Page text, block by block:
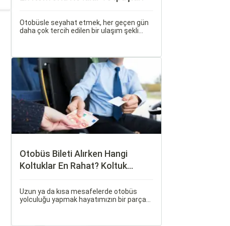
Otobüsle seyahat etmek, her geçen gün
daha çok tercih edilen bir ulaşım şekli
konforlu ve keyifli hale getirmek için
bilmeniz gereken her şeyi bulacaksınız.
Otobüs Bileti Alırken Hangi
Koltuklar En Rahat? Koltuk
Uzun ya da kısa mesafelerde otobüs
yolculuğu yapmak hayatımızın bir parçası